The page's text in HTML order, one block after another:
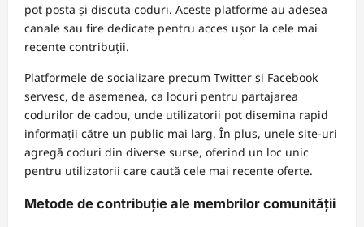
pot posta și discuta coduri. Aceste platforme au adesea
canale sau fire dedicate pentru acces ușor la cele mai
recente contribuții.
Platformele de socializare precum Twitter și Facebook
servesc, de asemenea, ca locuri pentru partajarea
codurilor de cadou, unde utilizatorii pot disemina rapid
informații către un public mai larg. În plus, unele site-uri
agregă coduri din diverse surse, oferind un loc unic
pentru utilizatorii care caută cele mai recente oferte.
Metode de contribuție ale membrilor comunității